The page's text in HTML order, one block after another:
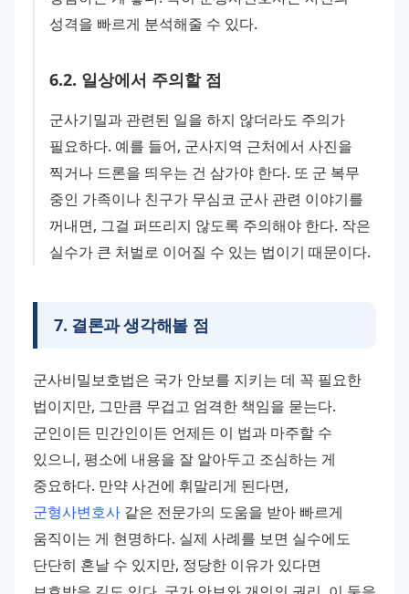
성격을 빠르게 분석해줄 수 있다.
6.2. 일상에서 주의할 점
군사기밀과 관련된 일을 하지 않더라도 주의가
필요하다. 예를 들어, 군사지역 근처에서 사진을
찍거나 드론을 띄우는 건 삼가야 한다. 또 군 복무
중인 가족이나 친구가 무심코 군사 관련 이야기를
꺼내면, 그걸 퍼뜨리지 않도록 주의해야 한다. 작은
실수가 큰 처벌로 이어질 수 있는 법이기 때문이다.
7. 결론과 생각해볼 점
군사비밀보호법은 국가 안보를 지키는 데 꼭 필요한
법이지만, 그만큼 무겁고 엄격한 책임을 묻는다.
군인이든 민간인이든 언제든 이 법과 마주할 수
있으니, 평소에 내용을 잘 알아두고 조심하는 게
군형사변호사 같은 전문가의 도움을 받아 빠르게
움직이는 게 현명하다. 실제 사례를 보면 실수에도
단단히 혼날 수 있지만, 정당한 이유가 있다면